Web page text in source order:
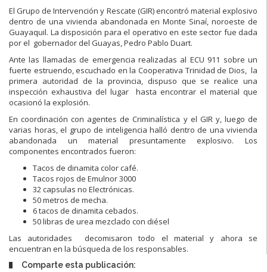
El Grupo de Intervención y Rescate (GIR) encontró material explosivo
dentro de una vivienda abandonada en Monte Sinaí, noroeste de
Guayaquil. La disposición para el operativo en este sector fue dada
por el gobernador del Guayas, Pedro Pablo Duart.
Ante las llamadas de emergencia realizadas al ECU 911 sobre un
fuerte estruendo, escuchado en la Cooperativa Trinidad de Dios, la
primera autoridad de la provincia, dispuso que se realice una
inspección exhaustiva del lugar hasta encontrar el material que
ocasionó la explosión.
En coordinación con agentes de Criminalística y el GIR y, luego de
varias horas, el grupo de inteligencia halló dentro de una vivienda
abandonada un material presuntamente explosivo. Los
componentes encontrados fueron:
Tacos de dinamita color café.
Tacos rojos de Emulnor 3000
32 capsulas no Electrónicas.
50 metros de mecha.
6 tacos de dinamita cebados.
50 libras de urea mezclado con diésel
Las autoridades decomisaron todo el material y ahora se
encuentran en la búsqueda de los responsables.
Comparte esta publicación: